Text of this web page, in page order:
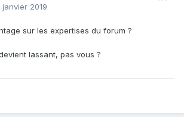
janvier 2019
sur les expertises du forum ?
lassant, pas vous ?